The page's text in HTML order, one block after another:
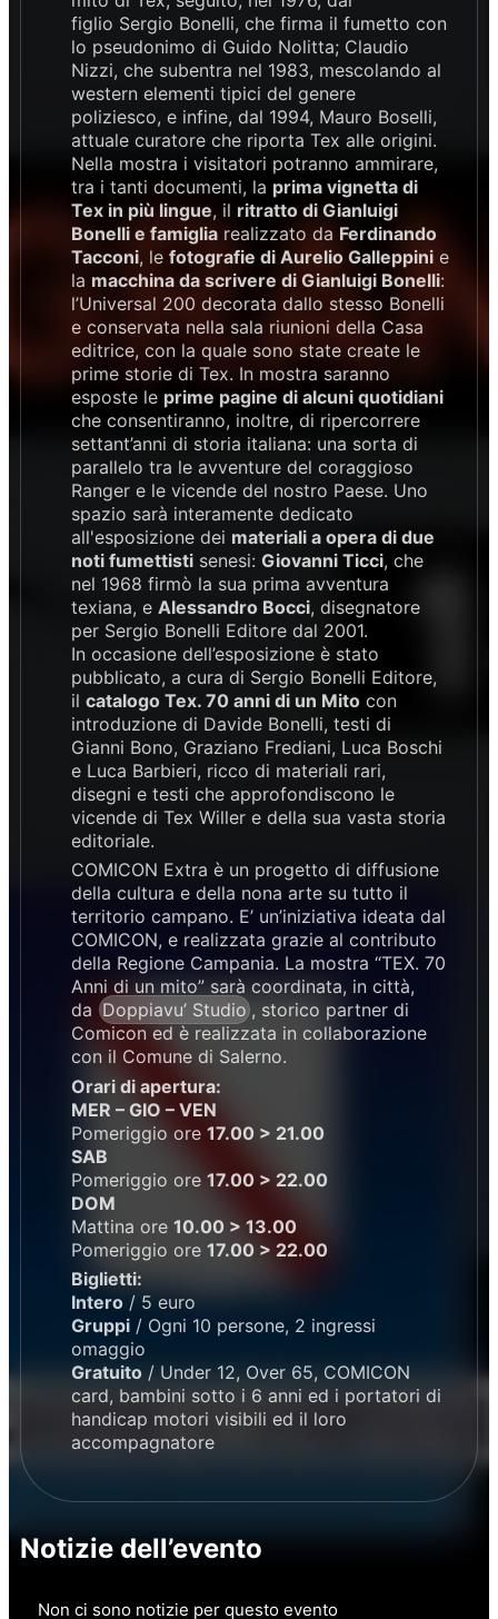
figlio Sergio Bonelli, che firma il fumetto con
lo pseudonimo di Guido Nolitta; Claudio
Nizzi, che subentra nel 1983, mescolando al
western elementi tipici del genere
poliziesco, e infine, dal 1994, Mauro Boselli,
attuale curatore che riporta Tex alle origini.
Nella mostra i visitatori potranno ammirare,
tra i tanti documenti, la prima vignetta di
Tex in più lingue, il ritratto di Gianluigi
Bonelli e famiglia realizzato da Ferdinando
Tacconi, le fotografie di Aurelio Galleppini e
la macchina da scrivere di Gianluigi Bonelli:
l’Universal 200 decorata dallo stesso Bonelli
e conservata nella sala riunioni della Casa
editrice, con la quale sono state create le
prime storie di Tex. In mostra saranno
esposte le prime pagine di alcuni quotidiani
che consentiranno, inoltre, di ripercorrere
settant’anni di storia italiana: una sorta di
parallelo tra le avventure del coraggioso
Ranger e le vicende del nostro Paese. Uno
spazio sarà interamente dedicato
all'esposizione dei materiali a opera di due
noti fumettisti senesi: Giovanni Ticci, che
nel 1968 firmò la sua prima avventura
texiana, e Alessandro Bocci, disegnatore
per Sergio Bonelli Editore dal 2001.
In occasione dell’esposizione è stato
pubblicato, a cura di Sergio Bonelli Editore,
il catalogo Tex. 70 anni di un Mito con
introduzione di Davide Bonelli, testi di
Gianni Bono, Graziano Frediani, Luca Boschi
e Luca Barbieri, ricco di materiali rari,
disegni e testi che approfondiscono le
vicende di Tex Willer e della sua vasta storia
editoriale.
COMICON Extra è un progetto di diffusione
della cultura e della nona arte su tutto il
territorio campano. E’ un’iniziativa ideata dal
COMICON, e realizzata grazie al contributo
della Regione Campania. La mostra “TEX. 70
Anni di un mito” sarà coordinata, in città,
da Doppiavu’ Studio , storico partner di
Comicon ed è realizzata in collaborazione
con il Comune di Salerno.
Orari di apertura:
MER – GIO – VEN
Pomeriggio ore 17.00 > 21.00
SAB
Pomeriggio ore 17.00 > 22.00
DOM
Mattina ore 10.00 > 13.00
Pomeriggio ore 17.00 > 22.00
Biglietti:
Intero / 5 euro
Gruppi / Ogni 10 persone, 2 ingressi
omaggio
Gratuito / Under 12, Over 65, COMICON
card, bambini sotto i 6 anni ed i portatori di
handicap motori visibili ed il loro
accompagnatore
Notizie dell’evento
Non ci sono notizie per questo evento